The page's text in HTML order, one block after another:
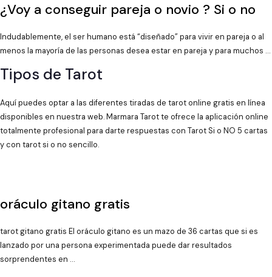
¿Voy a conseguir pareja o novio ? Si o no
Indudablemente, el ser humano está “diseñado” para vivir en pareja o al
menos la mayoría de las personas desea estar en pareja y para muchos …
Tipos de Tarot
Aquí puedes optar a las diferentes tiradas de tarot online gratis en línea
disponibles en nuestra web. Marmara Tarot te ofrece la aplicación online
totalmente profesional para darte respuestas con Tarot Si o NO 5 cartas
y con tarot si o no sencillo.
oráculo gitano gratis
tarot gitano gratis El oráculo gitano es un mazo de 36 cartas que si es
lanzado por una persona experimentada puede dar resultados
sorprendentes en …